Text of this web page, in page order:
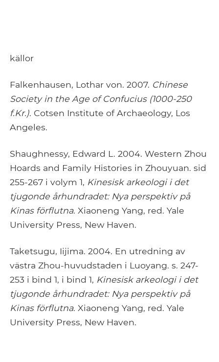
källor
Falkenhausen, Lothar von. 2007. Chinese
Society in the Age of Confucius (1000-250
f.Kr.). Cotsen Institute of Archaeology, Los
Angeles.
Shaughnessy, Edward L. 2004. Western Zhou
Hoards and Family Histories in Zhouyuan. sid
255-267 i volym 1, Kinesisk arkeologi i det
tjugonde århundradet: Nya perspektiv på
Kinas förflutna. Xiaoneng Yang, red. Yale
University Press, New Haven.
Taketsugu, Iijima. 2004. En utredning av
västra Zhou-huvudstaden i Luoyang. s. 247-
253 i bind 1, i bind 1, Kinesisk arkeologi i det
tjugonde århundradet: Nya perspektiv på
Kinas förflutna. Xiaoneng Yang, red. Yale
University Press, New Haven.